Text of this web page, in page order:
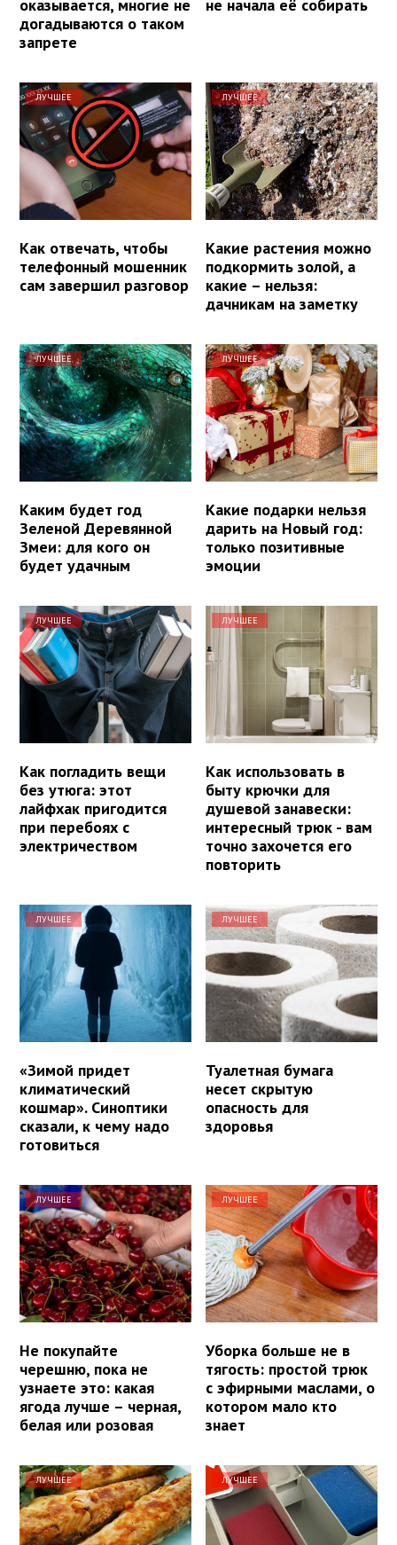
оказывается, многие не
догадываются о таком
запрете
не начала её собирать
ЛУЧШЕЕ
Как отвечать, чтобы
телефонный мошенник
сам завершил разговор
ЛУЧШЕЕ
Какие растения можно
подкормить золой, а
какие – нельзя:
дачникам на заметку
ЛУЧШЕЕ
Каким будет год
Зеленой Деревянной
Змеи: для кого он
будет удачным
ЛУЧШЕЕ
Какие подарки нельзя
дарить на Новый год:
только позитивные
эмоции
ЛУЧШЕЕ
Как погладить вещи
без утюга: этот
лайфхак пригодится
при перебоях с
электричеством
ЛУЧШЕЕ
Как использовать в
быту крючки для
душевой занавески:
интересный трюк - вам
точно захочется его
повторить
ЛУЧШЕЕ
«Зимой придет
климатический
кошмар». Синоптики
сказали, к чему надо
готовиться
ЛУЧШЕЕ
Туалетная бумага
несет скрытую
опасность для
здоровья
ЛУЧШЕЕ
Не покупайте
черешню, пока не
узнаете это: какая
ягода лучше – черная,
белая или розовая
ЛУЧШЕЕ
Уборка больше не в
тягость: простой трюк
с эфирными маслами, о
котором мало кто
знает
ЛУЧШЕЕ ЛУЧШЕЕ